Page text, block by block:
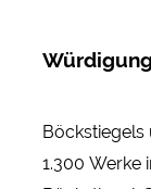
Böckstiegels
1.300 Werke